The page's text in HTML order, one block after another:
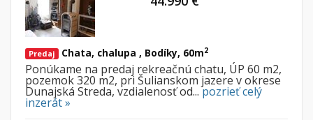
Predaj Chata, chalupa , Bodíky, 60m2
Ponúkame na predaj rekreačnú chatu, ÚP 60 m2,
pozemok 320 m2, pri Šulianskom jazere v okrese
Dunajská Streda, vzdialenosť od...pozrieť celý
inzerát »